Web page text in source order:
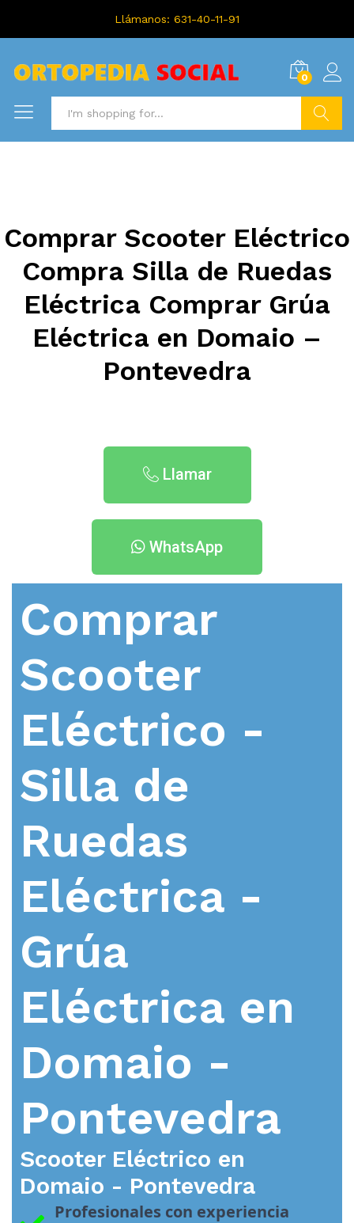
Llámanos: 631-40-11-91
0
Comprar Scooter Eléctrico
Compra Silla de Ruedas
Eléctrica Comprar Grúa
Eléctrica en Domaio –
Pontevedra
Llamar
WhatsApp
Comprar
Scooter
Eléctrico -
Silla de
Ruedas
Eléctrica -
Grúa
Eléctrica en
Domaio -
Pontevedra
Scooter Eléctrico en
Domaio - Pontevedra
Profesionales con experiencia